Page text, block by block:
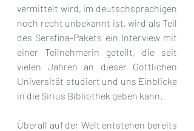
vermittelt wird, im deutschsprachigen
noch recht unbekannt ist, wird als Teil
des Serafina-Pakets ein Interview mit
einer Teilnehmerin geteilt, die seit
vielen Jahren an dieser Göttlichen
Universität studiert und uns Einblicke
in die Sirius Bibliothek geben kann.
Überall auf der Welt entstehen bereits